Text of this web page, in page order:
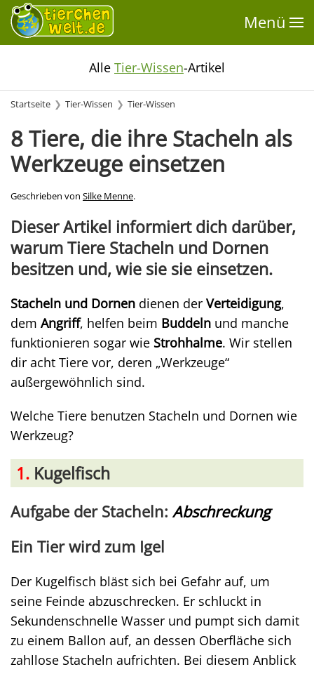
Menü
Alle Tier-Wissen-Artikel
Startseite Tier-Wissen Tier-Wissen
8 Tiere, die ihre Stacheln als
Werkzeuge einsetzen
Geschrieben von Silke Menne.
Dieser Artikel informiert dich darüber,
warum Tiere Stacheln und Dornen
besitzen und, wie sie sie einsetzen.
Stacheln und Dornen dienen der Verteidigung,
dem Angriff, helfen beim Buddeln und manche
funktionieren sogar wie Strohhalme. Wir stellen
dir acht Tiere vor, deren „Werkzeuge“
außergewöhnlich sind.
Welche Tiere benutzen Stacheln und Dornen wie
Werkzeug?
1. Kugelfisch
Aufgabe der Stacheln:Abschreckung
Ein Tier wird zum Igel
Der Kugelfisch bläst sich bei Gefahr auf, um
seine Feinde abzuschrecken. Er schluckt in
Sekundenschnelle Wasser und pumpt sich damit
zu einem Ballon auf, an dessen Oberfläche sich
zahllose Stacheln aufrichten. Bei diesem Anblick